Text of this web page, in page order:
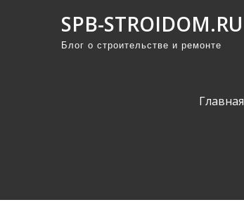
SPB-STROIDOM.RU
Блог о строительстве и ремонте
Главная